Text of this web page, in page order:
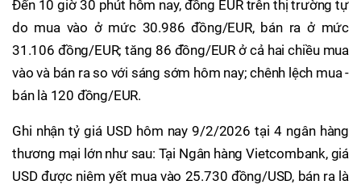
Đến 10 giờ 30 phút hôm nay, đồng EUR trên thị trường tự
do mua vào ở mức 30.986 đồng/EUR, bán ra ở mức
31.106 đồng/EUR; tăng 86 đồng/EUR ở cả hai chiều mua
vào và bán ra so với sáng sớm hôm nay; chênh lệch mua -
bán là 120 đồng/EUR.
Ghi nhận tỷ giá USD hôm nay 9/2/2026 tại 4 ngân hàng
thương mại lớn như sau: Tại Ngân hàng Vietcombank, giá
USD được niêm yết mua vào 25.730 đồng/USD, bán ra là